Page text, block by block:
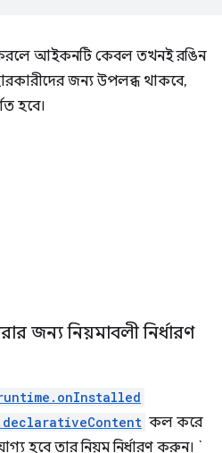
আইকনটি কেবল তখনই রঙিন
জন্য উপলব্ধ থাকবে,
হবে।
জন্য নিয়মাবলী নির্ধারণ
কল করে
হবে তার নিয়ম নির্ধারণ করুন। `